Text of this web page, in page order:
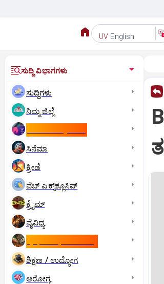
UV English
ಸುದ್ದಿ ವಿಭಾಗಗಳು
ಸುದ್ದಿಗಳು
ನಿಮ್ಮ ಜಿಲ್ಲೆ
ಸಿನೆಮಾ
ಕ್ರೀಡೆ
ವೆಬ್ ಎಕ್ಸ್‌ಕ್ಲೂಸಿವ್
ಕ್ರೈಮ್
ವೈವಿಧ್ಯ
ಶಿಕ್ಷಣ / ಉದ್ಯೋಗ
ಆರೋಗ್ಯ